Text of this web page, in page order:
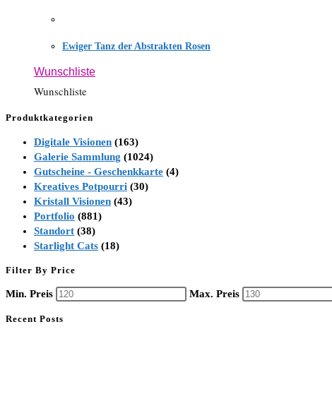
Ewiger Tanz der Abstrakten Rosen
Wunschliste
Wunschliste
Produktkategorien
Digitale Visionen (163)
Galerie Sammlung (1024)
Gutscheine - Geschenkkarte (4)
Kreatives Potpourri (30)
Kristall Visionen (43)
Portfolio (881)
Standort (38)
Starlight Cats (18)
Filter By Price
Min. Preis Max. Preis
Recent Posts